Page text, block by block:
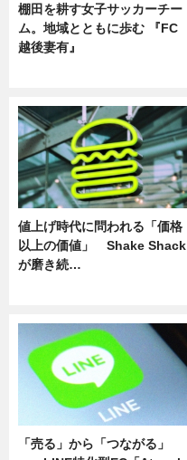
棚田を耕す女子サッカーチー
ム。地域とともに歩む 『FC
越後妻有』
値上げ時代に問われる「価格
以上の価値」 Shake Shack
が磨き続…
「売る」から「つながる」